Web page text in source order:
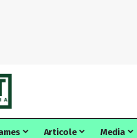
Articole Media